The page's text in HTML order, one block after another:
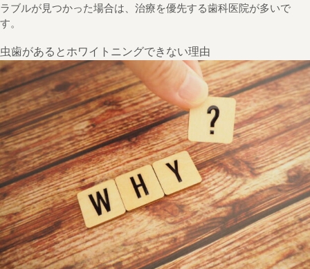
ラブルが見つかった場合は、治療を優先する歯科医院が多いで
す。
虫歯があるとホワイトニングできない理由